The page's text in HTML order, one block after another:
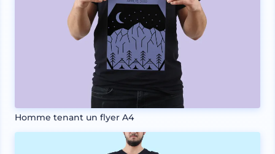
Homme tenant un flyer A4